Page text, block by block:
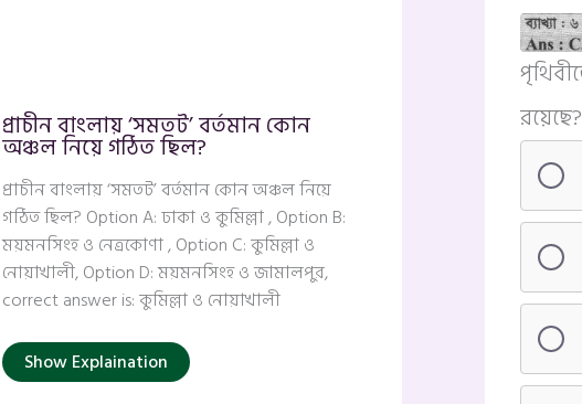
প্রাচীন বাংলায় ‘সমতট’ বর্তমান কোন
অঞ্চল নিয়ে গঠিত ছিল?
প্রাচীন বাংলায় ‘সমতট’ বর্তমান কোন অঞ্চল নিয়ে
গঠিত ছিল? Option A: ঢাকা ও কুমিল্লা , Option B:
ময়মনসিংহ ও নেত্রকোণা , Option C: কুমিল্লা ও
নোয়াখালী, Option D: ময়মনসিংহ ও জামালপুর,
correct answer is: কুমিল্লা ও নোয়াখালী
Show Explaination
রয়েছে?